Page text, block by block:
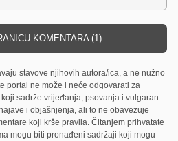
KOMENTARA (1)
stavove njihovih autora/ica, a ne nužno
portal ne može i neće odgovarati za
sadrže vrijeđanja, psovanja i vulgaran
i objašnjenja, ali to ne obavezuje
koji krše pravila. Čitanjem prihvatate
mogu biti pronađeni sadržaji koji mogu